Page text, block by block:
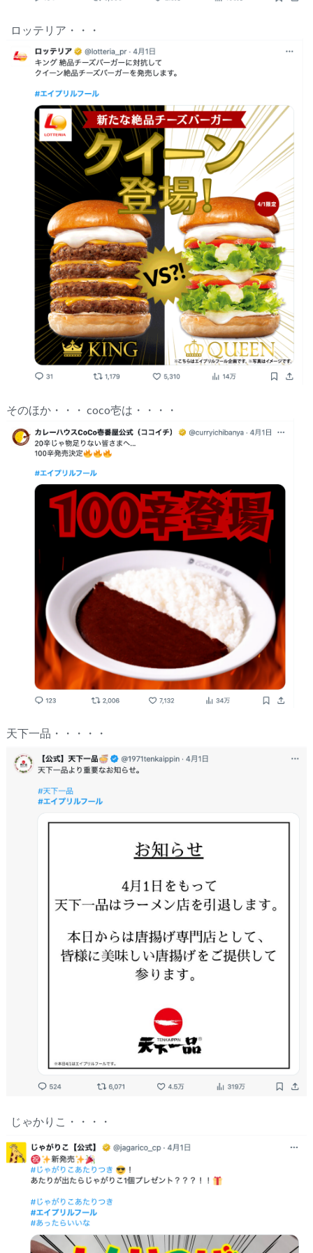
ロッテリア・・・
そのほか・・・ coco壱は・・・・
天下一品・・・・・
じゃかりこ・・・・